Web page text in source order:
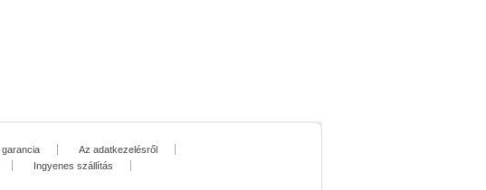
Az adatkezelésről
Ingyenes szállítás